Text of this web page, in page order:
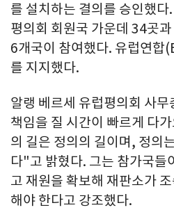
를 설치하는 결의를 승인했
평의회 회원국 가운데 34곳
6개국이 참여했다. 유럽연합
를 지지했다.
알랭 베르세 유럽평의회 사
책임을 질 시간이 빠르게 다
의 길은 정의의 길이며, 정의
다"고 밝혔다. 그는 참가국들
고 재원을 확보해 재판소가
해야 한다고 강조했다.